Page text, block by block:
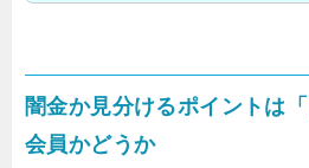
闇金か見分けるポイントは
会員かどうか